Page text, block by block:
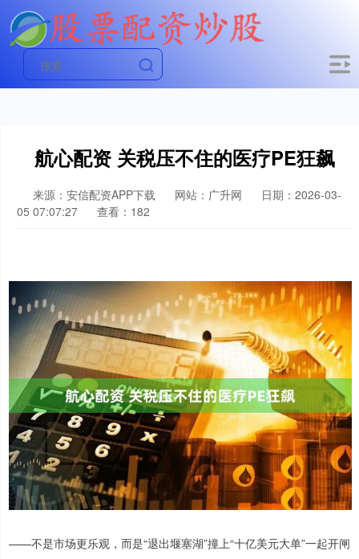
航心配资 关税压不住的医疗PE狂飙
来源：安信配资APP下载 网站：广升网
日期：2026-03-
05 07:07:27
查看：182
——不是市场更乐观，而是“退出堰塞湖”撞上“十亿美元大单”一起开闸